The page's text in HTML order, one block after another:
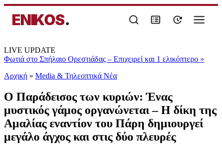
ENIKOS.
LIVE UPDATE
Φωτιά στο Σπήλαιο Ορεστιάδας – Επιχειρεί και 1 ελικόπτερο »
Αρχική » Media & Τηλεοπτικά Νέα
Ο Παράδεισος των κυριών: Ένας
μυστικός γάμος οργανώνεται – Η δίκη της
Αμαλίας εναντίον του Πάρη δημιουργεί
μεγάλο άγχος και στις δύο πλευρές